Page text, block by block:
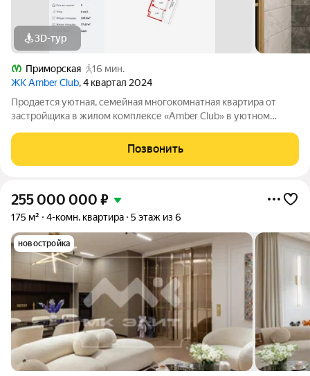
3D-тур
Приморская
16 мин.
ЖК Amber Club, 4 квартал 2024
Продается уютная, семейная многокомнатная квартира от
застройщика в жилом комплексе «Amber Club» в уютном
пешком всего за 15 минут. Сауна в ванной комнате.
Расслабьтесь и восстановите силы, как в
Позвонить
255 000 000 ₽
175 м² 4-комн. квартира 5 этаж из 6
новостройка